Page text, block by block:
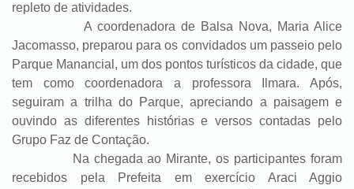
repleto de atividades.
A coordenadora de Balsa Nova, Maria Alice
Jacomasso, preparou para os convidados um passeio pelo
Parque Manancial, um dos pontos turísticos da cidade, que
tem como coordenadora a professora Ilmara. Após,
seguiram a trilha do Parque, apreciando a paisagem e
ouvindo as diferentes histórias e versos contadas pelo
Grupo Faz de Contação.
Na chegada ao Mirante, os participantes foram
recebidos pela Prefeita em exercício Araci Aggio